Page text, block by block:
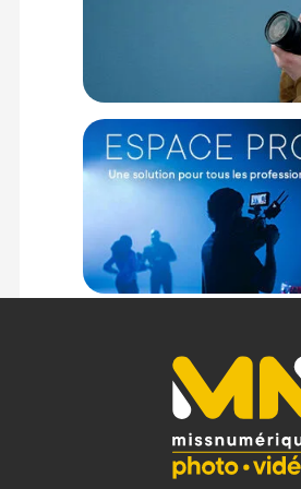
intégré, télécommande et application
luminosité, la température de couleur
sans forcément être à proximité du
Alimentation
Le panneau LED offre trois options
NP-F, monture V-Mount (achat en
Choisissez entre la portabilité d'une
stabilité et la durabilité de
Caractéristiques du panneau LED
Poids : 3,26 Kg
Dimensions : 417 x 468 x 63mm
Plage de luminosité : 0 % à 100 %
CRI : En moyenne plus ou moins 96
TLCI : En moyenne plus ou moins 96